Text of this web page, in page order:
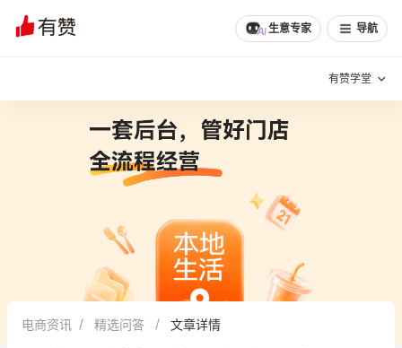
生意专家 导航
有赞学堂
增长方法
有赞专家说
新零售最佳实践
面对面聊增长
文章 问诊 分享
电商资讯 精选问答 文章详情